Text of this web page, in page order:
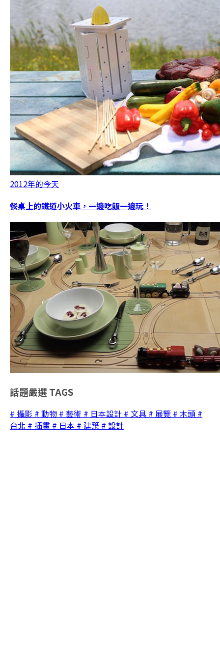
2012年的今天
餐桌上的鐵道小火車，一邊吃飯一邊玩！
話題嚴選 TAGS
# 攝影 # 動物 # 藝術 # 日本設計 # 文具 # 展覽 # 木頭 #
台北 # 插畫 # 日本 # 建築 # 設計